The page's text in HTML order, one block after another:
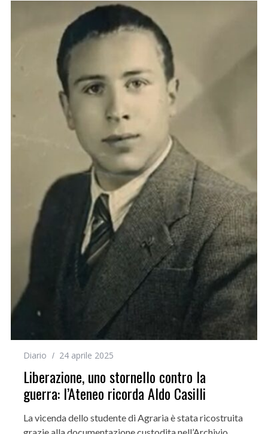
Diario 24 aprile 2025
Liberazione, uno stornello contro la
guerra: l’Ateneo ricorda Aldo Casilli
La vicenda dello studente di Agraria è stata ricostruita